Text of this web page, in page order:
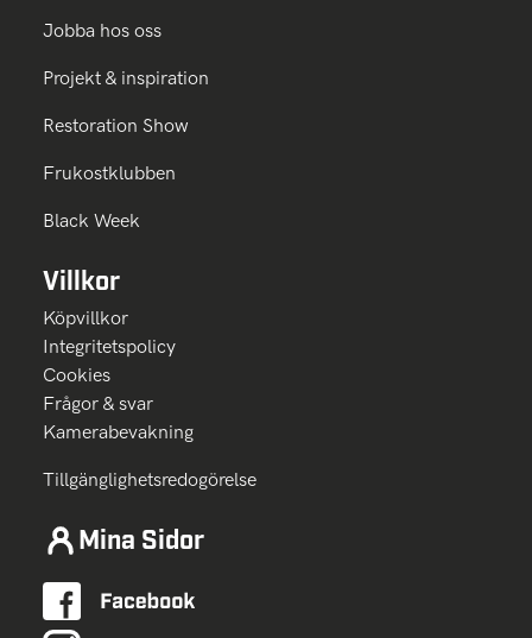
Jobba hos oss
Projekt & inspiration
Restoration Show
Frukostklubben
Black Week
Villkor
Köpvillkor
Integritetspolicy
Cookies
Frågor & svar
Kamerabevakning
Tillgänglighetsredogörelse
Mina Sidor